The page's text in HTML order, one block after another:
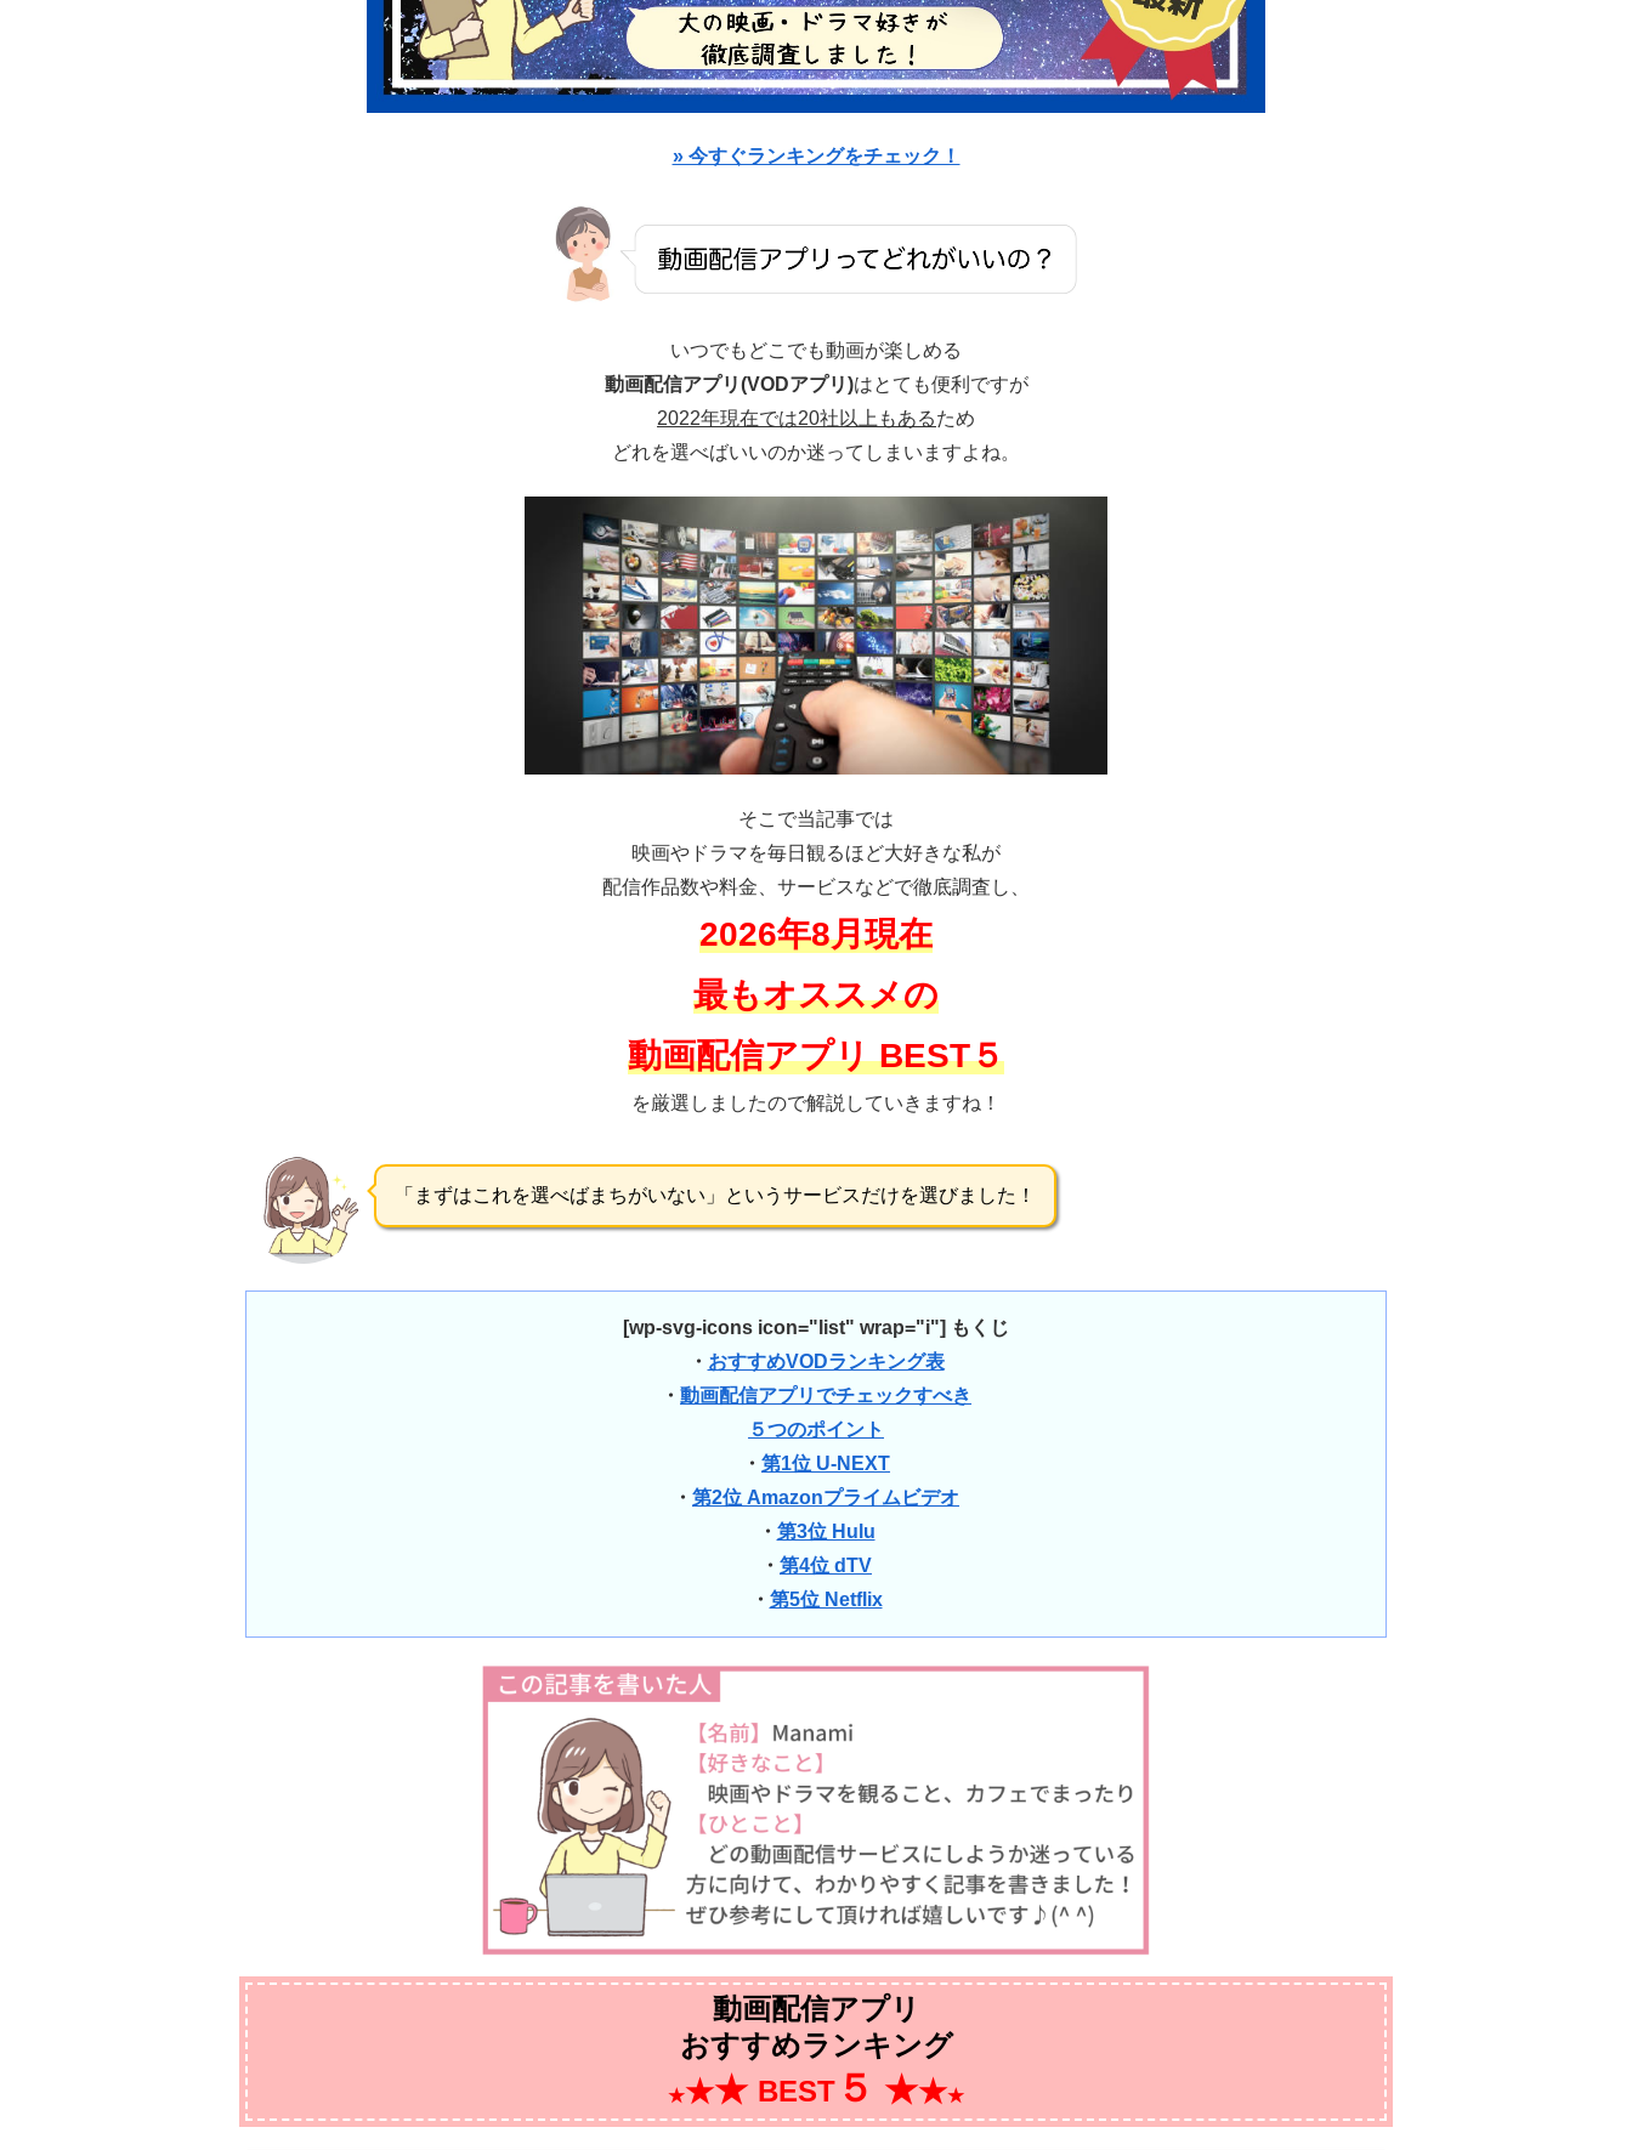
» 今すぐランキングをチェック！
いつでもどこでも動画が楽しめる
動画配信アプリ(VODアプリ)はとても便利ですが
2022年現在では20社以上もあるため
どれを選べばいいのか迷ってしまいますよね。
そこで当記事では
映画やドラマを毎日観るほど大好きな私が
配信作品数や料金、サービスなどで徹底調査し、
2026年8月現在
最もオススメの
動画配信アプリ BEST５
を厳選しましたので解説していきますね！
「まずはこれを選べばまちがいない」というサービスだけを選びました！
[wp-svg-icons icon="list" wrap="i"] もくじ
・ おすすめVODランキング表
・ 動画配信アプリでチェックすべき
５つのポイント
・ 第1位 U-NEXT
・ 第2位 Amazonプライムビデオ
・ 第3位 Hulu
・ 第4位 dTV
・ 第5位 Netflix
動画配信アプリ
おすすめランキング
★★★ BEST ５ ★★★